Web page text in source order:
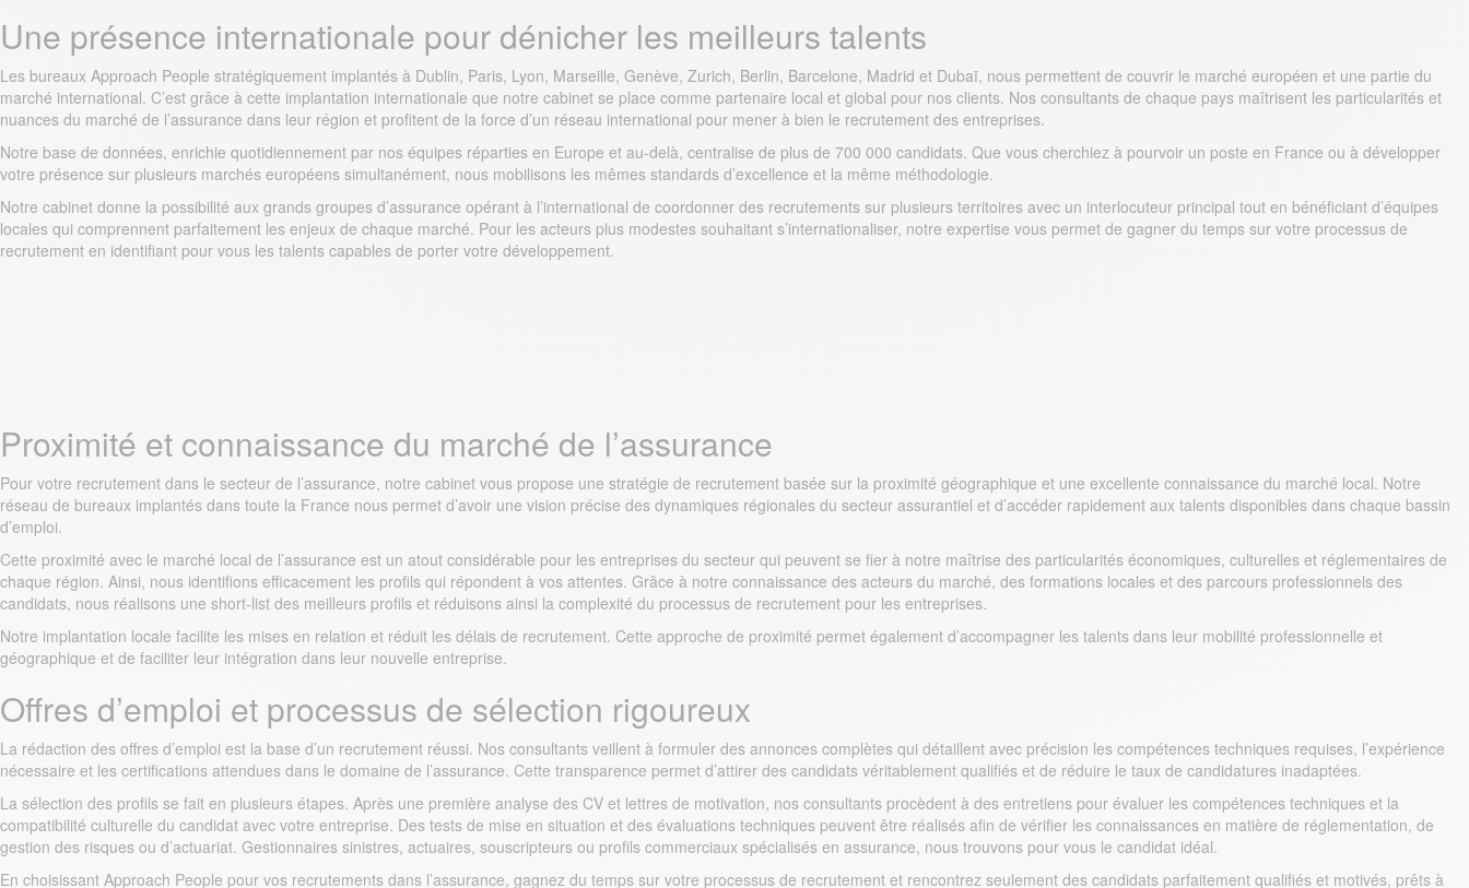
Une présence internationale pour dénicher les meilleurs talents
Les bureaux Approach People stratégiquement implantés à Dublin, Paris, Lyon, Marseille, Genève, Zurich, Berlin, Barcelone, Madrid et Dubaï, nous permettent de couvrir le marché européen et une partie du
marché international. C’est grâce à cette implantation internationale que notre cabinet se place comme partenaire local et global pour nos clients. Nos consultants de chaque pays maîtrisent les particularités et
nuances du marché de l’assurance dans leur région et profitent de la force d’un réseau international pour mener à bien le recrutement des entreprises.
Notre base de données, enrichie quotidiennement par nos équipes réparties en Europe et au-delà, centralise de plus de 700 000 candidats. Que vous cherchiez à pourvoir un poste en France ou à développer
votre présence sur plusieurs marchés européens simultanément, nous mobilisons les mêmes standards d’excellence et la même méthodologie.
Notre cabinet donne la possibilité aux grands groupes d’assurance opérant à l’international de coordonner des recrutements sur plusieurs territoires avec un interlocuteur principal tout en bénéficiant d’équipes
locales qui comprennent parfaitement les enjeux de chaque marché. Pour les acteurs plus modestes souhaitant s’internationaliser, notre expertise vous permet de gagner du temps sur votre processus de
recrutement en identifiant pour vous les talents capables de porter votre développement.
Proximité et connaissance du marché de l’assurance
Pour votre recrutement dans le secteur de l’assurance, notre cabinet vous propose une stratégie de recrutement basée sur la proximité géographique et une excellente connaissance du marché local. Notre
réseau de bureaux implantés dans toute la France nous permet d’avoir une vision précise des dynamiques régionales du secteur assurantiel et d’accéder rapidement aux talents disponibles dans chaque bassin
d’emploi.
Cette proximité avec le marché local de l’assurance est un atout considérable pour les entreprises du secteur qui peuvent se fier à notre maîtrise des particularités économiques, culturelles et réglementaires de
chaque région. Ainsi, nous identifions efficacement les profils qui répondent à vos attentes. Grâce à notre connaissance des acteurs du marché, des formations locales et des parcours professionnels des
candidats, nous réalisons une short-list des meilleurs profils et réduisons ainsi la complexité du processus de recrutement pour les entreprises.
Notre implantation locale facilite les mises en relation et réduit les délais de recrutement. Cette approche de proximité permet également d’accompagner les talents dans leur mobilité professionnelle et
géographique et de faciliter leur intégration dans leur nouvelle entreprise.
Offres d’emploi et processus de sélection rigoureux
La rédaction des offres d’emploi est la base d’un recrutement réussi. Nos consultants veillent à formuler des annonces complètes qui détaillent avec précision les compétences techniques requises, l’expérience
nécessaire et les certifications attendues dans le domaine de l’assurance. Cette transparence permet d’attirer des candidats véritablement qualifiés et de réduire le taux de candidatures inadaptées.
La sélection des profils se fait en plusieurs étapes. Après une première analyse des CV et lettres de motivation, nos consultants procèdent à des entretiens pour évaluer les compétences techniques et la
compatibilité culturelle du candidat avec votre entreprise. Des tests de mise en situation et des évaluations techniques peuvent être réalisés afin de vérifier les connaissances en matière de réglementation, de
gestion des risques ou d’actuariat. Gestionnaires sinistres, actuaires, souscripteurs ou profils commerciaux spécialisés en assurance, nous trouvons pour vous le candidat idéal.
En choisissant Approach People pour vos recrutements dans l’assurance, gagnez du temps sur votre processus de recrutement et rencontrez seulement des candidats parfaitement qualifiés et motivés, prêts à